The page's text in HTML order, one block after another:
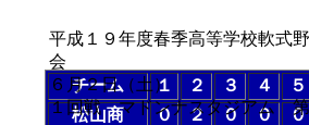
チーム １ ２ ３ ４ ５
松山商
０ ２ ０ ０ ０
平成１９年度春季高等学校軟式
会
６月２日（土）
１回戦 マドンナスタジアム